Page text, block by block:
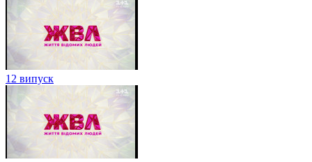
12 випуск